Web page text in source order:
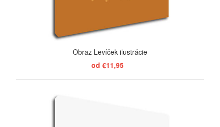
Obraz Levíček ilustrácie
od €11,95